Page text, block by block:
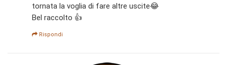
tornata la voglia di fare altre uscite😂
Bel raccolto 👍
Rispondi